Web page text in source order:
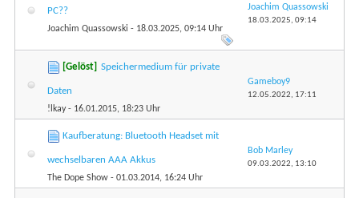
PC??
Joachim Quassowski - 18.03.2025, 09:14 Uhr
Joachim Quassowski
18.03.2025, 09:14
[Gelöst] Speichermedium für private
Daten
!lkay- 16.01.2015, 18:23 Uhr
Gameboy9
12.05.2022, 17:11
Kaufberatung: Bluetooth Headset mit
wechselbaren AAA Akkus
The Dope Show - 01.03.2014, 16:24 Uhr
Bob Marley
09.03.2022, 13:10